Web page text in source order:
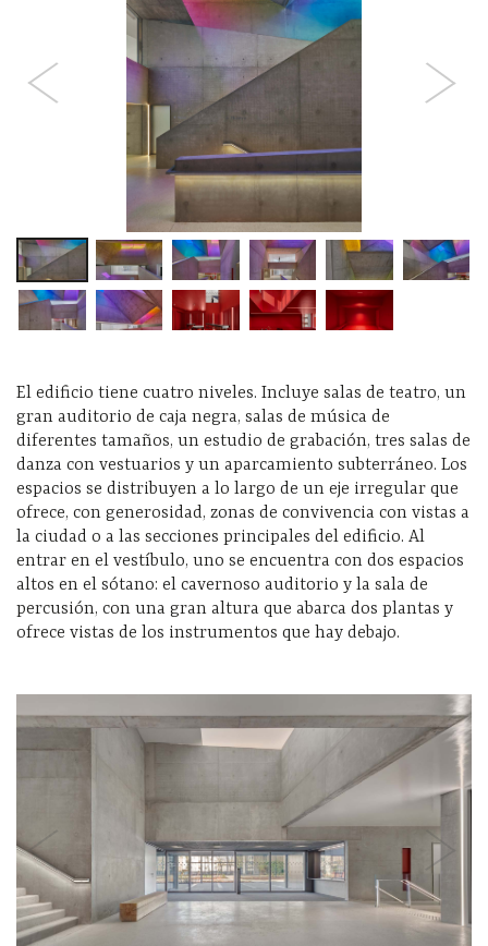
El edificio tiene cuatro niveles. Incluye salas de teatro, un
gran auditorio de caja negra, salas de música de
diferentes tamaños, un estudio de grabación, tres salas de
danza con vestuarios y un aparcamiento subterráneo. Los
espacios se distribuyen a lo largo de un eje irregular que
ofrece, con generosidad, zonas de convivencia con vistas a
la ciudad o a las secciones principales del edificio. Al
entrar en el vestíbulo, uno se encuentra con dos espacios
altos en el sótano: el cavernoso auditorio y la sala de
percusión, con una gran altura que abarca dos plantas y
ofrece vistas de los instrumentos que hay debajo.